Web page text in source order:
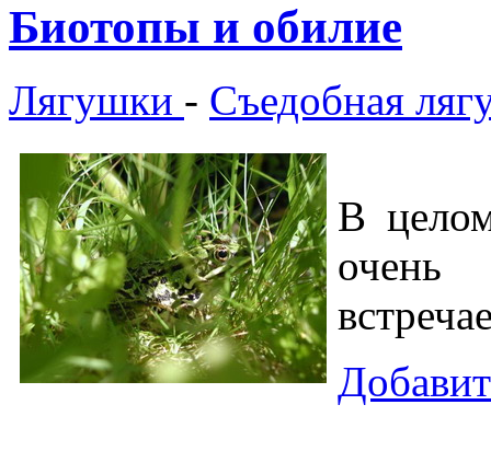
Биотопы и обилие
Лягушки - Съедобная
В
очень